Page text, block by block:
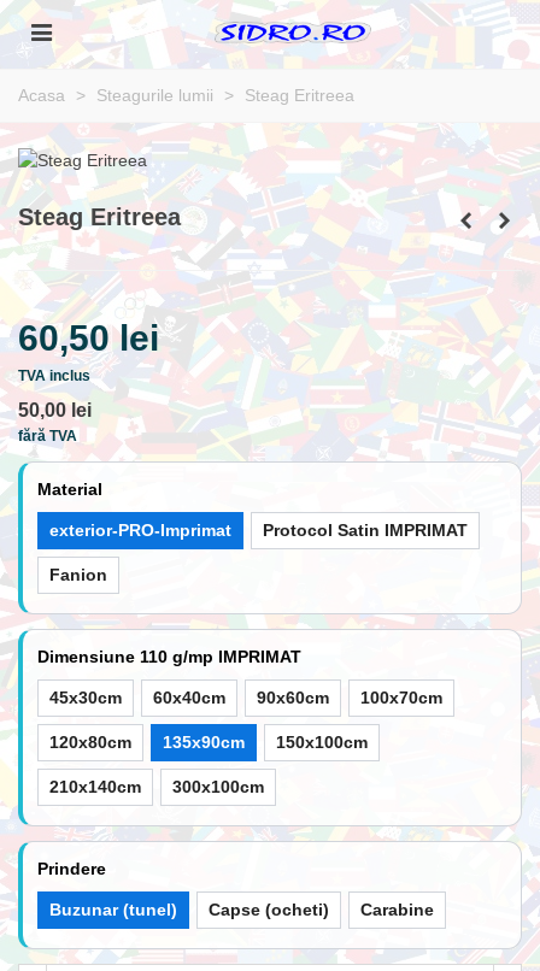
Acasa > Steagurile lumii > Steag Eritreea
Steag Eritreea
60,50 lei
TVA inclus
50,00 lei
fără TVA
Material
exterior-PRO-Imprimat Protocol Satin IMPRIMAT
Fanion
Dimensiune 110 g/mp IMPRIMAT
45x30cm 60x40cm 90x60cm 100x70cm
120x80cm 135x90cm 150x100cm
210x140cm 300x100cm
Prindere
Buzunar (tunel) Capse (ocheti) Carabine